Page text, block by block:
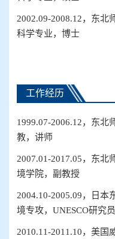
2002.09-2008.12，东北
科学专业，博士
工作经历
1999.07-2006.12，东北
教，讲师
2007.01-2017.05， 东北
境学院， 副教授
2004.10-2005.09，
日本
境专攻， UNESCO研究员
2010.11-2011.10， 美国